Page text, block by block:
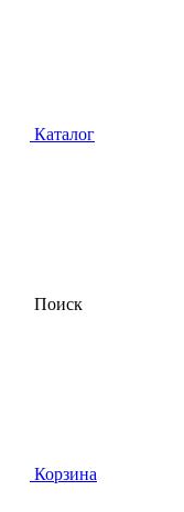
Каталог
Поиск
Корзина